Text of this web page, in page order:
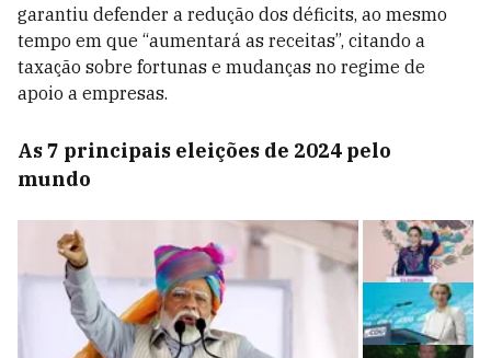
garantiu defender a redução dos déficits, ao mesmo
tempo em que “aumentará as receitas”, citando a
taxação sobre fortunas e mudanças no regime de
apoio a empresas.
As 7 principais eleições de 2024 pelo
mundo